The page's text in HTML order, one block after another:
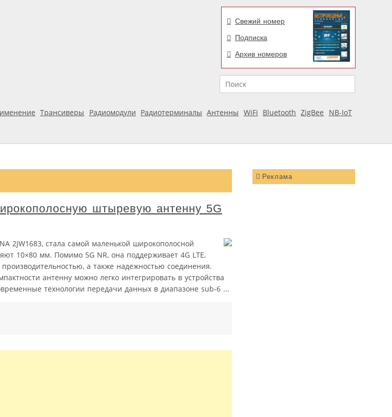
Свежий номер
Подписка
Архив номеров
Поиск
Трансиверы Радиомодули Радиотерминалы Антенны WiFi Bluetooth ZigBee
NB-IoT
Реклама
штыревую антенну 5G
2JW1683, стала самой маленькой широкополосной
10×80 мм. Помимо 5G NR, она поддерживает 4G LTE,
производительностью, а также надежностью соединения.
антенну можно легко интегрировать в устройства
технологии передачи данных в диапазоне sub-6 ...